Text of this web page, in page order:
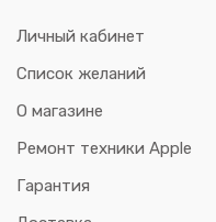
Личный кабинет
Список желаний
О магазине
Ремонт техники Apple
Гарантия